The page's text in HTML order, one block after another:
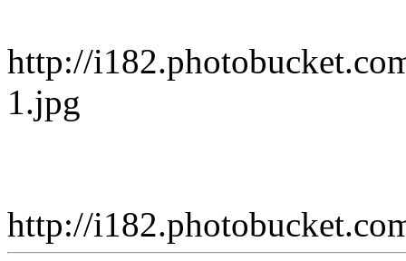
http://
1.jpg
http://